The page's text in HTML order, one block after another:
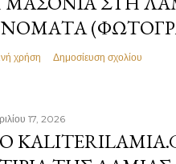
χρήση Δημοσίευση σχολίου
17, 2026